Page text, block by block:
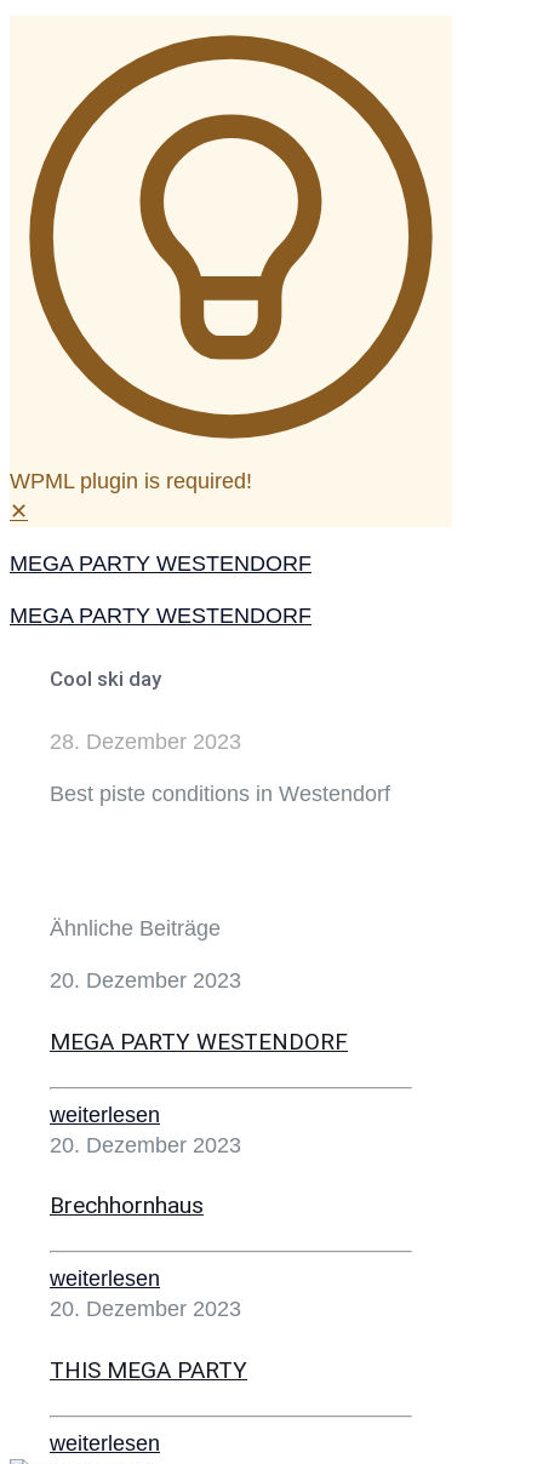
WPML plugin is required!
✕
MEGA PARTY WESTENDORF
MEGA PARTY WESTENDORF
Cool ski day
28. Dezember 2023
Best piste conditions in Westendorf
Ähnliche Beiträge
20. Dezember 2023
MEGA PARTY WESTENDORF
weiterlesen
20. Dezember 2023
Brechhornhaus
weiterlesen
20. Dezember 2023
THIS MEGA PARTY
weiterlesen